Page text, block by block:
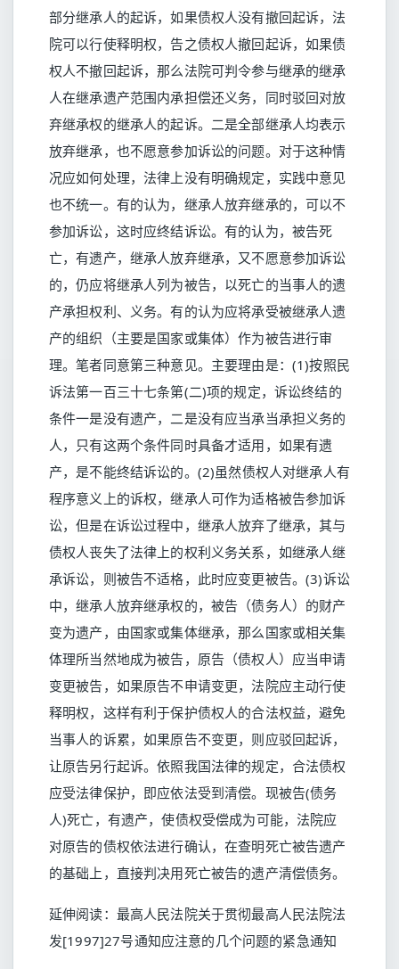
部分继承人的起诉，如果债权人没有撤回起诉，法
院可以行使释明权，告之债权人撤回起诉，如果债
权人不撤回起诉，那么法院可判令参与继承的继承
人在继承遗产范围内承担偿还义务，同时驳回对放
弃继承权的继承人的起诉。二是全部继承人均表示
放弃继承，也不愿意参加诉讼的问题。对于这种情
况应如何处理，法律上没有明确规定，实践中意见
也不统一。有的认为，继承人放弃继承的，可以不
参加诉讼，这时应终结诉讼。有的认为，被告死
亡，有遗产，继承人放弃继承，又不愿意参加诉讼
的，仍应将继承人列为被告，以死亡的当事人的遗
产承担权利、义务。有的认为应将承受被继承人遗
产的组织（主要是国家或集体）作为被告进行审
理。笔者同意第三种意见。主要理由是：(1)按照民
诉法第一百三十七条第(二)项的规定，诉讼终结的
条件一是没有遗产，二是没有应当承当承担义务的
人，只有这两个条件同时具备才适用，如果有遗
产，是不能终结诉讼的。(2)虽然债权人对继承人有
程序意义上的诉权，继承人可作为适格被告参加诉
讼，但是在诉讼过程中，继承人放弃了继承，其与
债权人丧失了法律上的权利义务关系，如继承人继
承诉讼，则被告不适格，此时应变更被告。(3)诉讼
中，继承人放弃继承权的，被告（债务人）的财产
变为遗产，由国家或集体继承，那么国家或相关集
体理所当然地成为被告，原告（债权人）应当申请
变更被告，如果原告不申请变更，法院应主动行使
释明权，这样有利于保护债权人的合法权益，避免
当事人的诉累，如果原告不变更，则应驳回起诉，
让原告另行起诉。依照我国法律的规定，合法债权
应受法律保护，即应依法受到清偿。现被告(债务
人)死亡，有遗产，使债权受偿成为可能，法院应
对原告的债权依法进行确认，在查明死亡被告遗产
的基础上，直接判决用死亡被告的遗产清偿债务。
延伸阅读： 最高人民法院关于贯彻最高人民法院法
发[1997]27号通知应注意的几个问题的紧急通知